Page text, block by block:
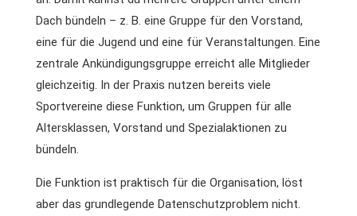
Dach bündeln – z. B. eine Gruppe für den Vorstand,
eine für die Jugend und eine für Veranstaltungen. Eine
zentrale Ankündigungsgruppe erreicht alle Mitglieder
gleichzeitig. In der Praxis nutzen bereits viele
Sportvereine diese Funktion, um Gruppen für alle
Altersklassen, Vorstand und Spezialaktionen zu
bündeln.
Die Funktion ist praktisch für die Organisation, löst
aber das grundlegende Datenschutzproblem nicht.